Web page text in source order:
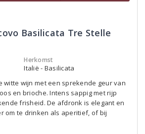
Basilicata Tre Stelle
Herkomst
Italië - Basilicata
witte wijn met een sprekende geur van
en brioche. Intens sappig met rijp
frisheid. De afdronk is elegant en
om te drinken als aperitief, of bij